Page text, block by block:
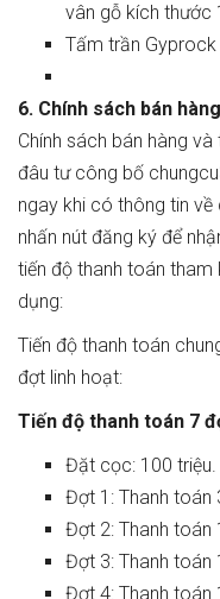
vân gỗ kích thước
Tấm trần
6. Chính sách bán
Chính sách bán hàng
đâu tư công bố
ngay khi có thông tin về
nhấn nút đăng ký để
tiến độ thanh toán
dụng:
Tiến độ thanh toán
đợt linh hoạt:
Tiến độ thanh toán 7
Đặt cọc: 100 triệu.
Đợt 1: Thanh toán
Đợt 2: Thanh toán
Đợt 3: Thanh toán
Đợt 4: Thanh toán